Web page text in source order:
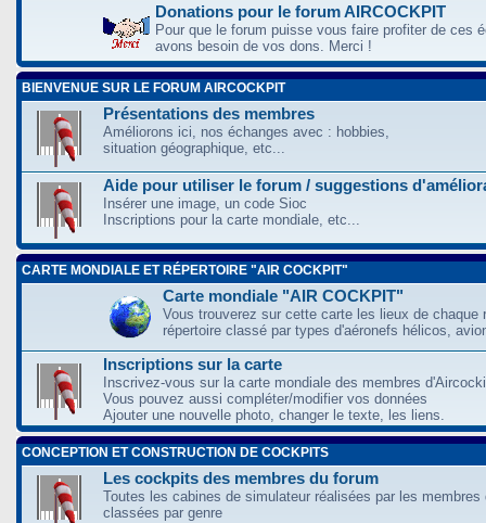
Donations pour le forum AIRCOCKPIT
Pour que le forum puisse vous faire profiter de ces
avons besoin de vos dons. Merci !
BIENVENUE SUR LE FORUM AIRCOCKPIT
Présentations des membres
Améliorons ici, nos échanges avec : hobbies,
situation géographique, etc...
Aide pour utiliser le forum / suggestions
Insérer une image, un code Sioc
Inscriptions pour la carte mondiale, etc...
CARTE MONDIALE ET RÉPERTOIRE "AIR COCKPIT"
Carte mondiale "AIR COCKPIT"
Vous trouverez sur cette carte les lieux de chaque
répertoire classé par types d'aéronefs hélicos,
Inscriptions sur la carte
Inscrivez-vous sur la carte mondiale des membres
Vous pouvez aussi compléter/modifier vos données
Ajouter une nouvelle photo, changer le texte, les liens.
CONCEPTION ET CONSTRUCTION DE COCKPITS
Les cockpits des membres du forum
Toutes les cabines de simulateur réalisées par les membres
classées par genre